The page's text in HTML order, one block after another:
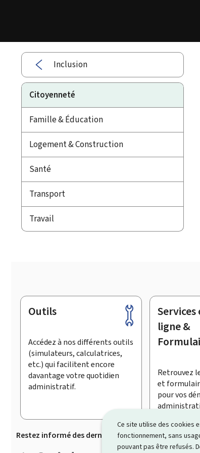
Ce site utilise des cookies
fonctionnement, sans
pouvant pas être refusés.
Inclusion
Citoyenneté
Famille & Éducation
Logement & Construction
Santé
Transport
Travail
Pied
page
Outils
Accédez à nos différents outils
(simulateurs, calculatrices,
etc.) qui facilitent encore
davantage votre quotidien
administratif.
Services
ligne &
Retrouvez
et
pour vos
Restez informé des dernières actualités de